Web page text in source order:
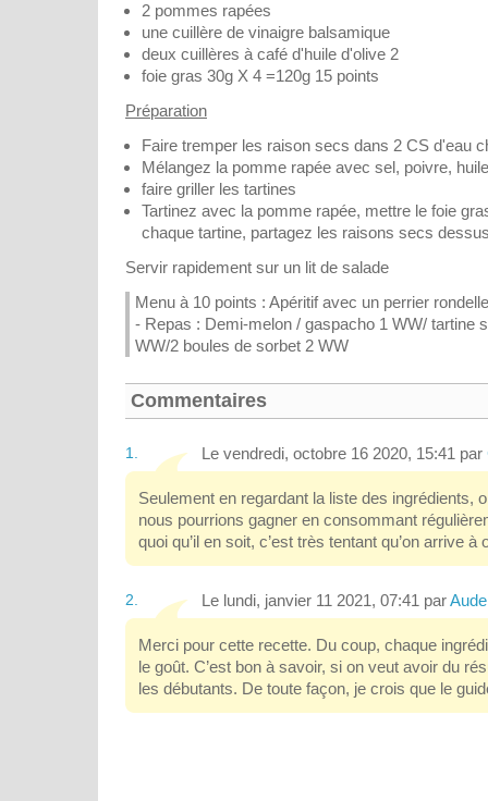
2 pommes rapées
une cuillère de vinaigre balsamique
deux cuillères à café d'huile d'olive 2
foie gras 30g X 4 =120g 15 points
Préparation
Faire tremper les raison secs dans 2 CS d'eau
Mélangez la pomme rapée avec sel, poivre,
faire griller les tartines
Tartinez avec la pomme rapée, mettre le foie
chaque tartine, partagez les raisons secs
Servir rapidement sur un lit de salade
Menu à 10 points : Apéritif avec un perrier
- Repas : Demi-melon / gaspacho 1 WW/ tartine
WW/2 boules de sorbet 2 WW
Commentaires
1. Le vendredi, octobre 16 2020, 15:41 par
Seulement en regardant la liste des ingrédients,
nous pourrions gagner en consommant
quoi qu’il en soit, c’est très tentant qu’on arrive
2. Le lundi, janvier 11 2021, 07:41 par
Merci pour cette recette. Du coup, chaque
le goût. C’est bon à savoir, si on veut avoir du
les débutants. De toute façon, je crois que le